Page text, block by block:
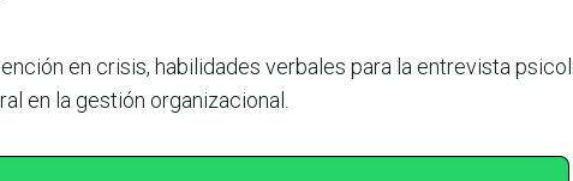
en crisis, habi­lidades verbales para la entrevista
en la gestión organi­zacional.